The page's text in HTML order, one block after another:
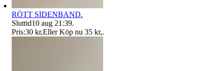
RÖTT SIDENBAND.
Sluttid10 aug 21:39.
Pris:30 kr,Eller Köp nu 35 kr,.